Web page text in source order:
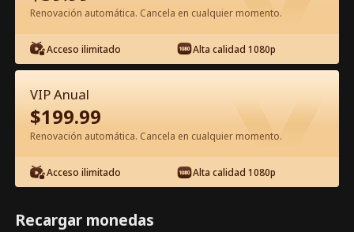
Episodio 77 - La esposa fugitiva del
CEO tiene dos bebés Película
Completa
1-50 51-79 Todos los Episodios
75 76 77 78
Renovación automática. Cancela en cualquier momento.
Acceso ilimitado Alta calidad 1080p
VIP Anual
$199.99
Renovación automática. Cancela en cualquier momento.
Acceso ilimitado Alta calidad 1080p
Recargar monedas